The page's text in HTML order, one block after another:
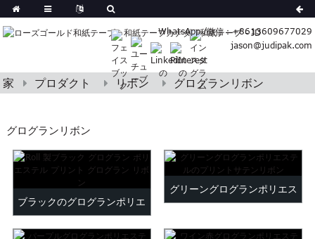
WhatsApp /微信：+8613609677029
jason@judipak.com
German
Korean
Czech
Basque
Azerbaijani
Bulgarian
Croatian
Finnish
Gujarati
Hebrew
家 プロダクト リボン グログランリボン
グログランリボン
ブラックのグログランポリエ
ステルプリントグログランリ
グリーングログランポリエス